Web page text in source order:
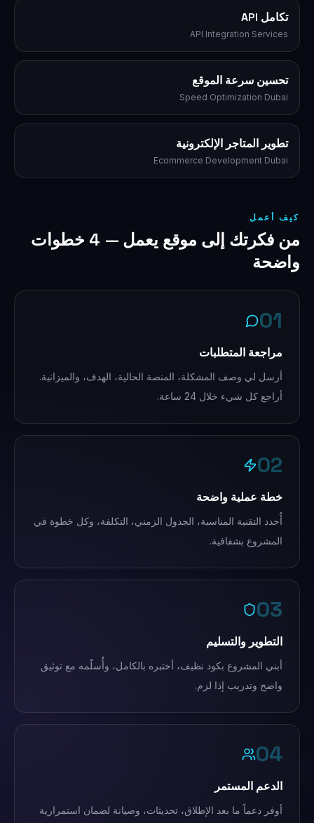
تكامل API
API Integration Services
تحسين سرعة الموقع
Speed Optimization Dubai
تطوير المتاجر الإلكترونية
Ecommerce Development Dubai
كيف أعمل
من فكرتك إلى موقع يعمل — 4 خطوات
واضحة
01
مراجعة المتطلبات
أرسل لي وصف المشكلة، المنصة الحالية، الهدف، والميزانية.
أراجع كل شيء خلال 24 ساعة.
02
خطة عملية واضحة
أُحدد التقنية المناسبة، الجدول الزمني، التكلفة، وكل خطوة في
المشروع بشفافية.
03
التطوير والتسليم
أبني المشروع بكود نظيف، أختبره بالكامل، وأُسلّمه مع توثيق
واضح وتدريب إذا لزم.
04
الدعم المستمر
أوفر دعماً ما بعد الإطلاق، تحديثات، وصيانة لضمان استمرارية